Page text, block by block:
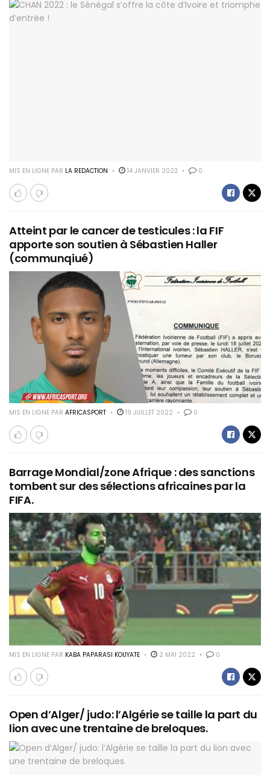
MIS EN LIGNE PAR LA REDACTION 14 JANVIER 2023 0
Atteint par le cancer de testicules : la FIF
apporte son soutien à Sébastien Haller
(communqiué)
MIS EN LIGNE PAR AFRICASPORT 19 JUILLET 2022 0
Barrage Mondial/zone Afrique : des sanctions
tombent sur des sélections africaines par la
FIFA.
MIS EN LIGNE PAR KABA PAPARASI KOUYATE 2 MAI 2022 0
Open d’Alger/ judo: l’Algérie se taille la part du
lion avec une trentaine de breloques.